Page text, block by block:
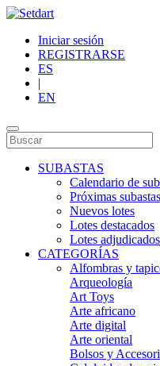
Iniciar sesión
REGISTRARSE
ES
|
EN
SUBASTAS
Calendario de
Próximas subastas
Nuevos lotes
Lotes destacados
Lotes adjudicados
CATEGORÍAS
Alfombras y
Arqueología
Art Toys
Arte africano
Arte digital
Arte oriental
Bolsos y